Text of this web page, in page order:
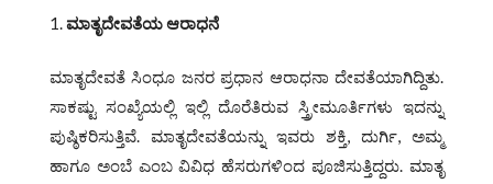
ಮಾತೃದೇವತೆಯ ಆರಾಧನೆ
ಮಾತೃದೇವತೆ ಸಿಂಧೂ ಜನರ ಪ್ರಧಾನ ಆರಾಧನಾ ದೇವತೆಯಾಗಿದ್ದಿತು.
ಸಾಕಷ್ಟು ಸಂಖ್ಯೆಯಲ್ಲಿ ಇಲ್ಲಿ ದೊರೆತಿರುವ ಸ್ತ್ರೀಮೂರ್ತಿಗಳು ಇದನ್ನು
ಪುಷ್ಠಿಕರಿಸುತ್ತಿವೆ. ಮಾತೃದೇವತೆಯನ್ನು ಇವರು ಶಕ್ತಿ, ದುರ್ಗಿ, ಅಮ್ಮ
ಹಾಗೂ ಅಂಬೆ ಎಂಬ ವಿವಿಧ ಹೆಸರುಗಳಿಂದ ಪೂಜಿಸುತ್ತಿದ್ದರು. ಮಾತೃ